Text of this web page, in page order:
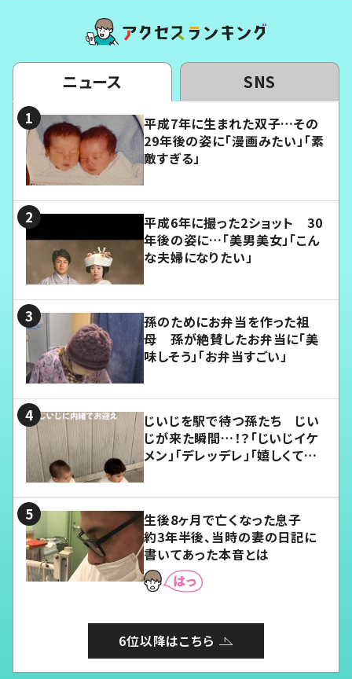
ニュース SNS
平成7年に生まれた双子…その
29年後の姿に「漫画みたい」「素
敵すぎる」
平成6年に撮った2ショット 30
年後の姿に…「美男美女」「こん
な夫婦になりたい」
孫のためにお弁当を作った祖
母 孫が絶賛したお弁当に「美
味しそう」「お弁当すごい」
じいじを駅で待つ孫たち じい
じが来た瞬間…！？「じいじイケ
メン」「デレッデレ」「嬉しくて可
生後8ヶ月で亡くなった息子
約3年半後、当時の妻の日記に
書いてあった本音とは
6位以降はこちら